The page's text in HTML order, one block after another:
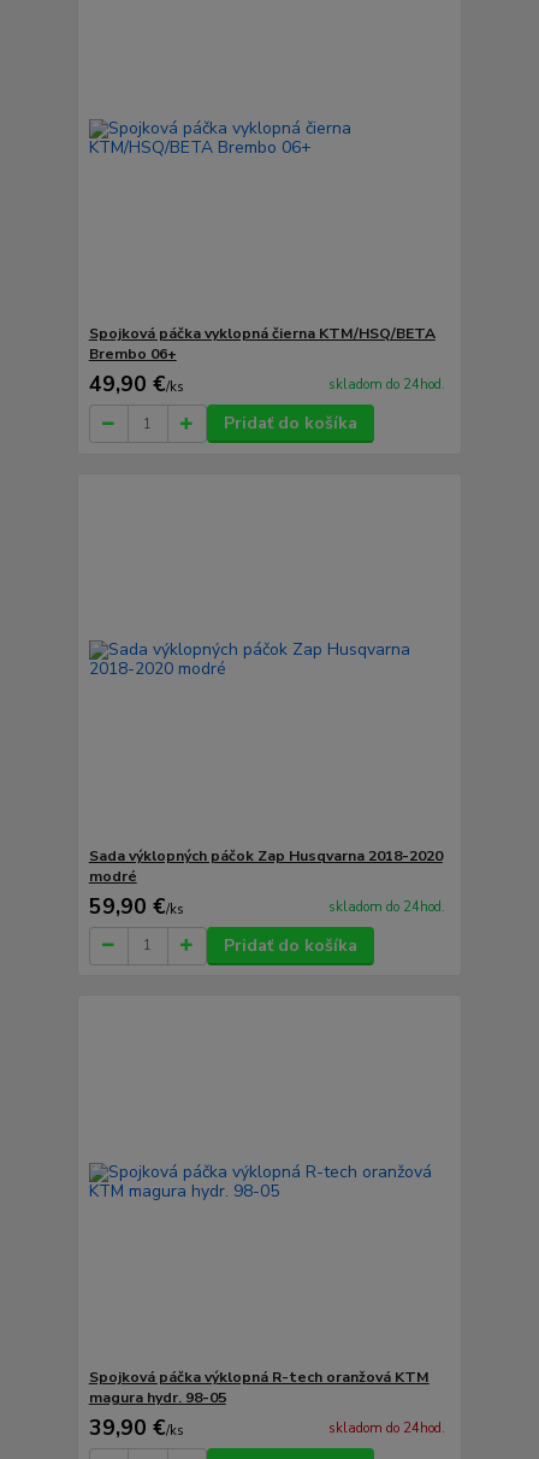
Spojková páčka vyklopná čierna KTM/HSQ/BETA
Brembo 06+
49,90 €/ks skladom do 24hod.
Pridať do košíka
Sada výklopných páčok Zap Husqvarna 2018-2020
modré
59,90 €/ks skladom do 24hod.
Pridať do košíka
Spojková páčka výklopná R-tech oranžová KTM
magura hydr. 98-05
39,90 €/ks skladom do 24hod.